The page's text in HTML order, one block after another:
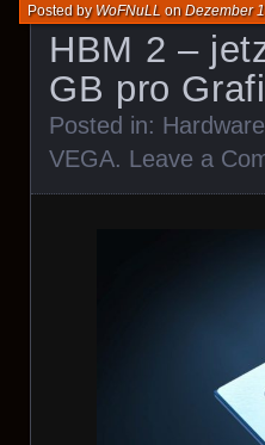
HBM 2 –
GB pro
Posted byWoFNuLL onDezember
Posted in: Hardware
VEGA. Leave a